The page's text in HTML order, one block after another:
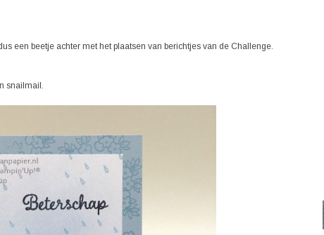
een beetje achter met het plaatsen van berichtjes van de Challenge.
snailmail.